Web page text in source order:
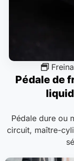
Pédale de
Pédale dure ou
circuit, maître-